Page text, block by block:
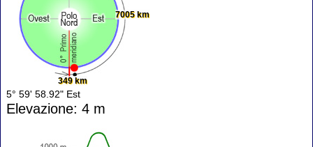
349 km
7005 km
5° 59' 58.92" Est
Elevazione: 4 m